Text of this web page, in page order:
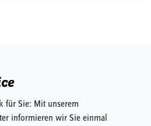
für Sie: Mit unserem
informieren wir Sie einmal